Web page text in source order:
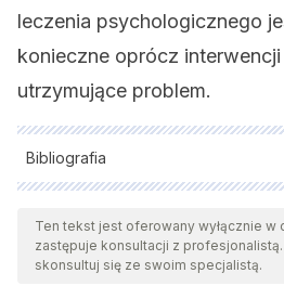
leczenia psychologicznego
konieczne oprócz
utrzymujące problem.
Bibliografia
Wszystkie cytowane źródła zostały
przeanalizowane przez nasz
jakości, wiarygodności, aktualności
Ten tekst jest oferowany wyłącznie w
zastępuje konsultacji z
skonsultuj się ze swoim specjalistą.